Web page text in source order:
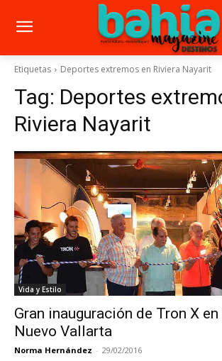
Etiquetas Deportes extremos en Riviera Nayarit
Tag: Deportes
Riviera Nayarit
Vida y Estilo
Gran inauguración de Tron X
Nuevo Vallarta
Norma Hernández - 29/02/2016